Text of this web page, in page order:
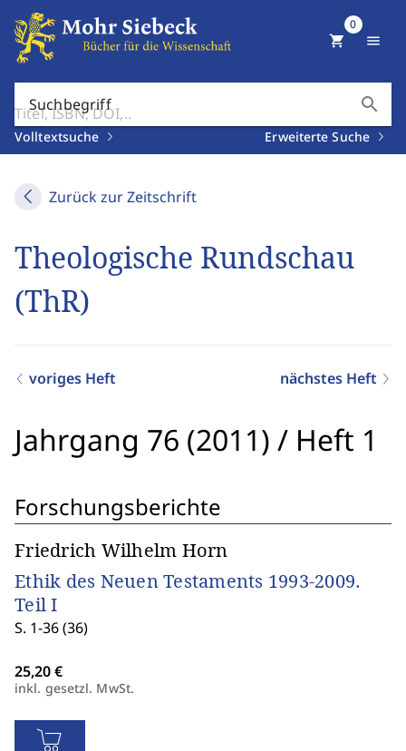
Suchbegriff search
Volltextsuche Erweiterte Suche
shopping_cart
0
menu
Zurück zur Zeitschrift
Theologische Rundschau
(ThR)
voriges Heft nächstes Heft
Jahrgang 76 (2011) / Heft 1
Forschungsberichte
Friedrich Wilhelm Horn
Ethik des Neuen Testaments 1993-2009.
Teil I
S. 1-36 (36)
inkl. gesetzl. MwSt.